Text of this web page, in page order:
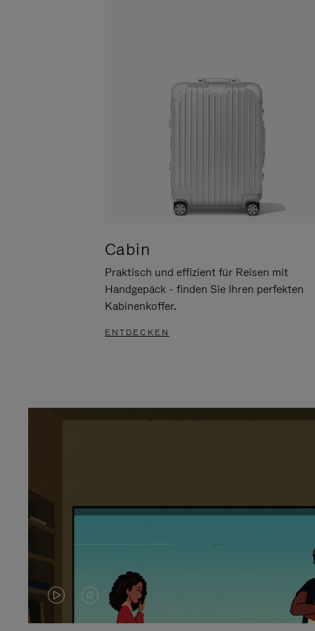
Cabin
Praktisch und effizient für Reisen mit
Handgepäck - finden Sie Ihren perfekten
Kabinenkoffer.
ENTDECKEN
DASVIDEO